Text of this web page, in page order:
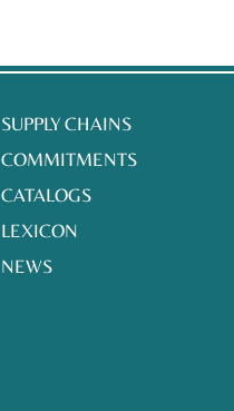
SUPPLY CHAINS
COMMITMENTS
CATALOGS
LEXICON
NEWS